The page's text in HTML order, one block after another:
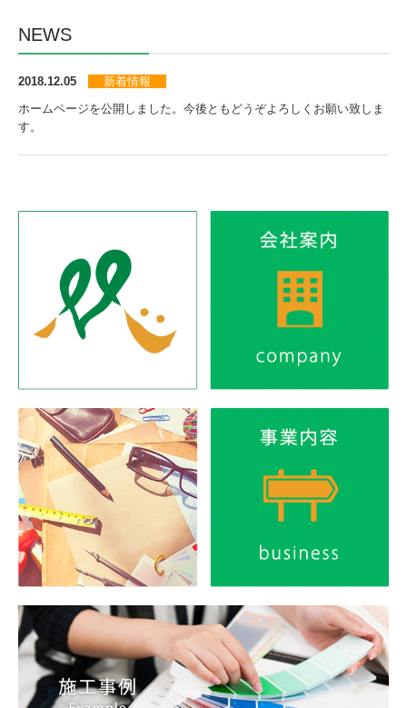
NEWS
2018.12.05
新着情報
ホームページを公開しました。今後ともどうぞよろしくお願い致しま
す。